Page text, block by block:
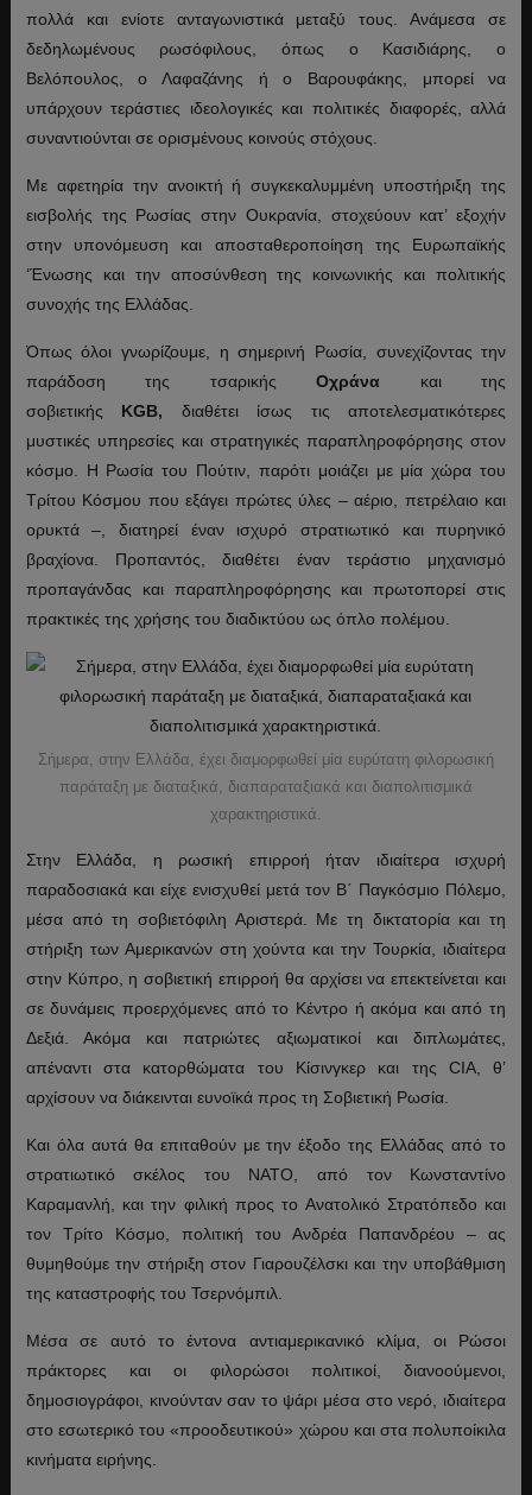
πολλά και ενίοτε ανταγωνιστικά μεταξύ τους. Ανάμεσα σε
δεδηλωμένους ρωσόφιλους, όπως ο Κασιδιάρης, ο
Βελόπουλος, ο Λαφαζάνης ή ο Βαρουφάκης, μπορεί να
υπάρχουν τεράστιες ιδεολογικές και πολιτικές διαφορές, αλλά
συναντιούνται σε ορισμένους κοινούς στόχους.
Με αφετηρία την ανοικτή ή συγκεκαλυμμένη υποστήριξη της
εισβολής της Ρωσίας στην Ουκρανία, στοχεύουν κατ’ εξοχήν
στην υπονόμευση και αποσταθεροποίηση της Ευρωπαϊκής
‘Ένωσης και την αποσύνθεση της κοινωνικής και πολιτικής
συνοχής της Ελλάδας.
Όπως όλοι γνωρίζουμε, η σημερινή Ρωσία, συνεχίζοντας την
παράδοση της τσαρικήςΟχράνα και της
σοβιετικής KGB, διαθέτει ίσως τις αποτελεσματικότερες
μυστικές υπηρεσίες και στρατηγικές παραπληροφόρησης στον
κόσμο. H Ρωσία του Πούτιν, παρότι μοιάζει με μία χώρα του
Τρίτου Κόσμου που εξάγει πρώτες ύλες – αέριο, πετρέλαιο και
ορυκτά –, διατηρεί έναν ισχυρό στρατιωτικό και πυρηνικό
βραχίονα. Προπαντός, διαθέτει έναν τεράστιο μηχανισμό
προπαγάνδας και παραπληροφόρησης και πρωτοπορεί στις
πρακτικές της χρήσης του διαδικτύου ως όπλο πολέμου.
Σήμερα, στην Ελλάδα, έχει διαμορφωθεί μία ευρύτατη φιλορωσική
παράταξη με διαταξικά, διαπαραταξιακά και διαπολιτισμικά
χαρακτηριστικά.
Στην Ελλάδα, η ρωσική επιρροή ήταν ιδιαίτερα ισχυρή
παραδοσιακά και είχε ενισχυθεί μετά τον Β΄ Παγκόσμιο Πόλεμο,
μέσα από τη σοβιετόφιλη Αριστερά. Με τη δικτατορία και τη
στήριξη των Αμερικανών στη χούντα και την Τουρκία, ιδιαίτερα
στην Κύπρο, η σοβιετική επιρροή θα αρχίσει να επεκτείνεται και
σε δυνάμεις προερχόμενες από το Κέντρο ή ακόμα και από τη
Δεξιά. Ακόμα και πατριώτες αξιωματικοί και διπλωμάτες,
απέναντι στα κατορθώματα του Κίσινγκερ και της CIA, θ’
αρχίσουν να διάκεινται ευνοϊκά προς τη Σοβιετική Ρωσία.
Και όλα αυτά θα επιταθούν με την έξοδο της Ελλάδας από το
στρατιωτικό σκέλος του ΝΑΤΟ, από τον Κωνσταντίνο
Καραμανλή, και την φιλική προς το Ανατολικό Στρατόπεδο και
τον Τρίτο Κόσμο, πολιτική του Ανδρέα Παπανδρέου – ας
θυμηθούμε την στήριξη στον Γιαρουζέλσκι και την υποβάθμιση
της καταστροφής του Τσερνόμπιλ.
Μέσα σε αυτό το έντονα αντιαμερικανικό κλίμα, οι Ρώσοι
πράκτορες και οι φιλορώσοι πολιτικοί, διανοούμενοι,
δημοσιογράφοι, κινούνταν σαν το ψάρι μέσα στο νερό, ιδιαίτερα
στο εσωτερικό του «προοδευτικού» χώρου και στα πολυποίκιλα
κινήματα ειρήνης.